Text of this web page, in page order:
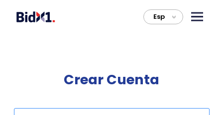
Esp >
Crear Cuenta